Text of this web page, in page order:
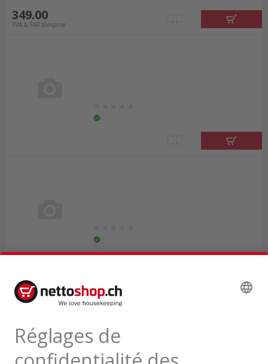
349.00
TVA & TAR comprise
Découvrez tous les produits